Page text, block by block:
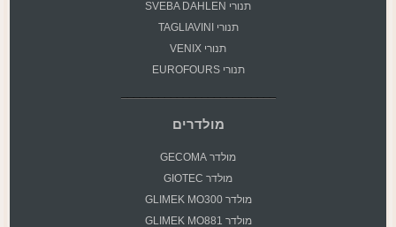
תנורי SVEBA DAHLEN
תנורי TAGLIAVINI
תנורי VENIX
תנורי EUROFOURS
מולדרים
מולדר GECOMA
מולדר GIOTEC
מולדר GLIMEK MO300
מולדר GLIMEK MO881